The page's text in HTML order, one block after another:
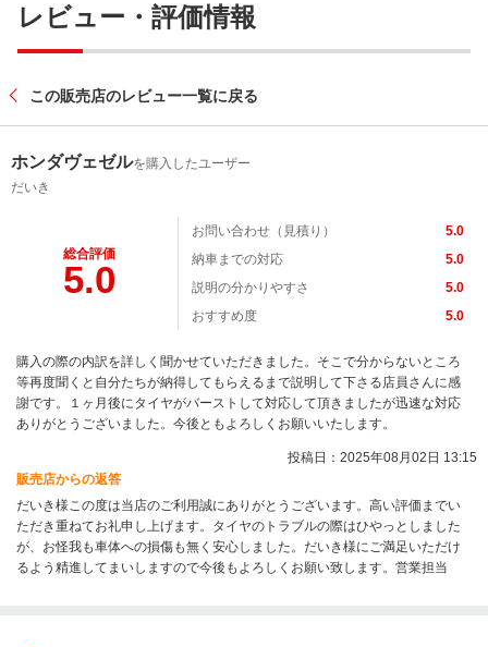
レビュー・評価情報
この販売店のレビュー一覧に戻る
ホンダヴェゼルを購入したユーザー
だいき
総合評価
5.0
お問い合わせ（見積り）
5.0
納車までの対応
5.0
説明の分かりやすさ
5.0
おすすめ度
5.0
購入の際の内訳を詳しく聞かせていただきました。そこで分からないところ
等再度聞くと自分たちが納得してもらえるまで説明して下さる店員さんに感
謝です。１ヶ月後にタイヤがバーストして対応して頂きましたが迅速な対応
ありがとうございました。今後ともよろしくお願いいたします。
投稿日：2025年08月02日 13:15
販売店からの返答
だいき様この度は当店のご利用誠にありがとうございます。高い評価までい
ただき重ねてお礼申し上げます。タイヤのトラブルの際はひやっとしました
が、お怪我も車体への損傷も無く安心しました。だいき様にご満足いただけ
るよう精進してまいしますので今後もよろしくお願い致します。営業担当